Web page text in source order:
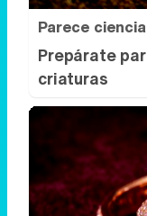
Parece
Prepárate
criaturas